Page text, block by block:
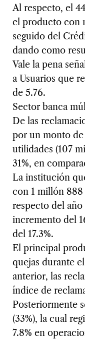
Al respecto, el
el producto con
seguido del
dando como
Vale la pena
a Usuarios que
de 5.76.
Sector banca
De las
por un monto de
utilidades (107
31%, en
La institución
con 1 millón
respecto del
incremento del
del 17.3%.
El principal
quejas durante
anterior, las
índice de
Posteriormente
(33%), la cual
7.8% en